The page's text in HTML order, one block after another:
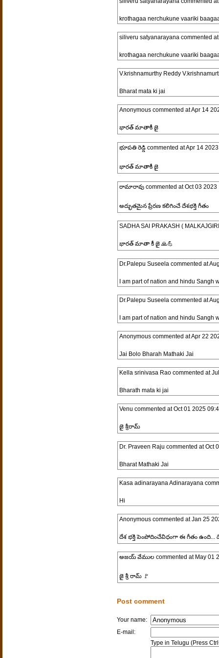
krothagaa nerchukune vaariki
siliveru satyanarayanacommented
krothagaa nerchukune vaariki
V.krishnamurthy Reddy
Bharat mata ki jai
Anonymouscommented atApr 14
భారత్ మాతాకీ జై
భూపతి రెడ్డిcommented atApr 14
భారత్ మాతాకీ జై
రామారావు commented atOct 03 2023
అద్భుతమైన ప్రేరణ కలిగించే దేశభక్తి గీతం
SADHA SAI PRAKASH (
భారత్ మాతా కీ జై 🙏💪
Dr.Palepu Suseela commented at
I am part of nation and hindu Sangh
Dr.Palepu Suseela commented at
I am part of nation and hindu Sangh
Anonymouscommented atApr 22
Jai Bolo Bharah Mathaki Jai
Kella srinivasa Rao commented at
Bharath mata ki jai
Venu commented atOct 01 2025
జై శ్రీరామ్
Dr. Praveen Raju commented atOct
Bharat Mathaki Jai
Kasa adinarayana Adinarayana
Hi
Anonymouscommented atJan 25
దేశ భక్తి పెంపోదించేవిధంగా ఈ గీతం ఉంది...
అజయ్ వేముల commented at May 01
జై శ్రీ రామ్ 🚩
Post comment
Your name:
E-mail:
Type in Telugu (Press